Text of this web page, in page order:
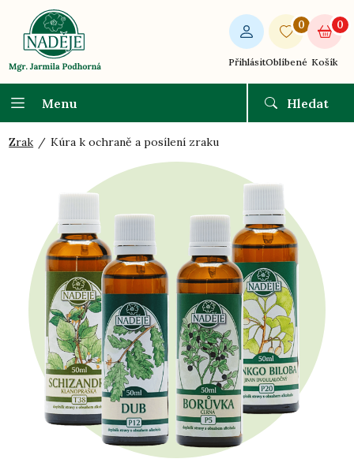
Přihlásit
0
Oblíbené
0
Košík
Menu Hledat
Zrak Kúra k ochraně a posílení zraku